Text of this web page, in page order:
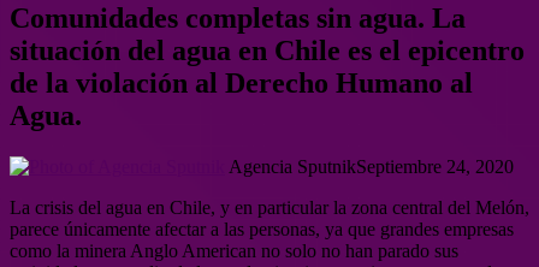
Comunidades completas sin agua. La
situación del agua en Chile es el epicentro
de la violación al Derecho Humano al
Agua.
Agencia SputnikSeptiembre 24, 2020
La crisis del agua en Chile, y en particular la zona central del Melón,
parece únicamente afectar a las personas, ya que grandes empresas
como la minera Anglo American no solo no han parado sus